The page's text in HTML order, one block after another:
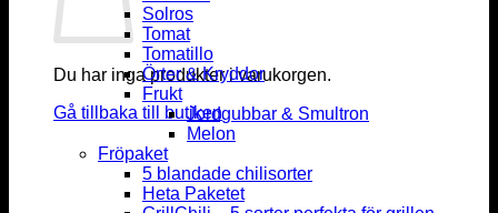
Du har inga produkter i varukorgen.
Gå tillbaka till butiken
Solros
Tomat
Tomatillo
Örter & Kryddor
Frukt
Jordgubbar & Smultron
Melon
Fröpaket
5 blandade chilisorter
Heta Paketet